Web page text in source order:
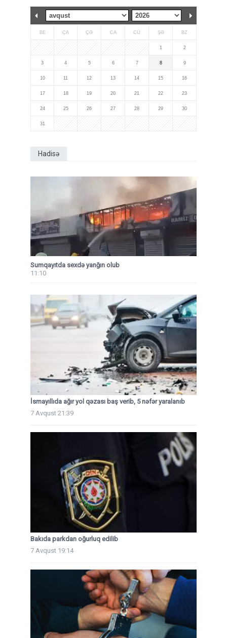
BE ÇA ÇƏ CA CÜ ŞƏ BZ
1 2
3 4 5 6 7 8 9
10 11 12 13 14 15 16
17 18 19 20 21 22 23
24 25 26 27 28 29 30
31
Hadisə
Sumqayıtda sexdə yanğın olub
11:10
İsmayıllıda ağır yol qəzası baş verib, 5 nəfər yaralanıb
7 Avqust 21:39
Bakıda parkdan oğurluq edilib
7 Avqust 19:14